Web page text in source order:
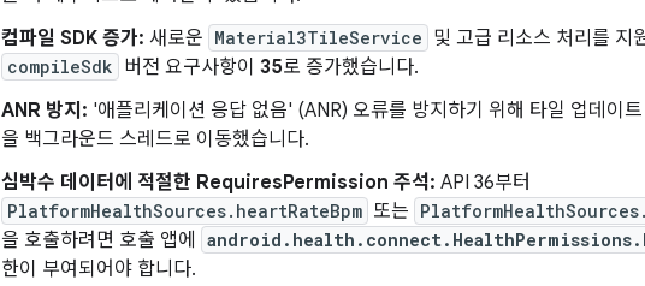
컴파일 SDK 증가: 새로운 Material3TileService 및 고급 리소스 처리를 지
compileSdk 버전 요구사항이 35로 증가했습니다.
ANR 방지: '애플리케이션 응답 없음' (ANR) 오류를 방지하기 위해 타일 업데이
을 백그라운드 스레드로 이동했습니다.
심박수 데이터에 적절한 RequiresPermission 주석: API 36부터
PlatformHealthSources.heartRateBpm 또는
을 호출하려면 호출 앱에
한이 부여되어야 합니다.